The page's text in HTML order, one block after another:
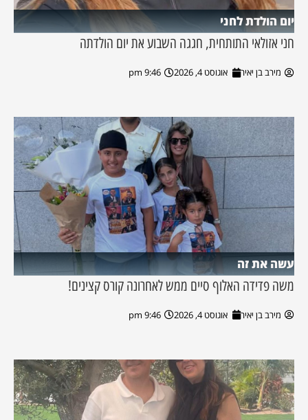
יום הולדת לחני
חני אזולאי התותחית, חגגה השבוע את יום הולדתה
מירב בן יאיר אוגוסט 4, 2026 9:46 pm
עשה את זה
משה פדידה האלוף סיים ממש לאחרונה קורס קצינים!
מירב בן יאיר אוגוסט 4, 2026 9:46 pm